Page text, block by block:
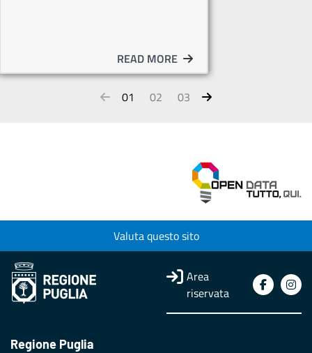
READ MORE
01 02 03
Valuta questo sito
Area
riservata
Regione Puglia